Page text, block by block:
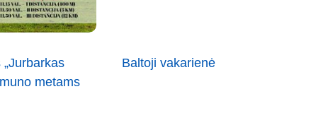
metams
Baltoji vakarienė